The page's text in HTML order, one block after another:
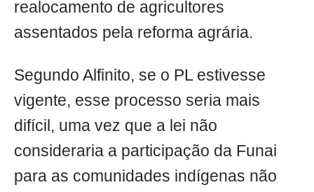
realocamento de agricultores
assentados pela reforma agrária.
Segundo Alfinito, se o PL estivesse
vigente, esse processo seria mais
difícil, uma vez que a lei não
consideraria a participação da Funai
para as comunidades indígenas não